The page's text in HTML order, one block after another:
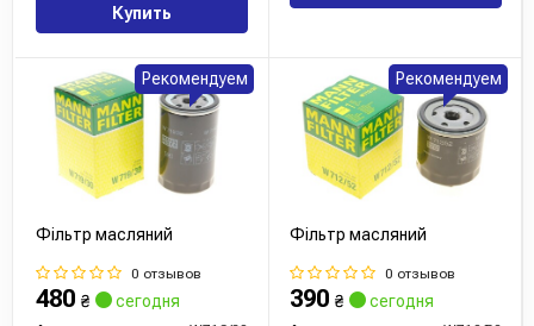
Купить
Фільтр масляний
0 отзывов
480 ₴ сегодня
Рекомендуем
Фільтр масляний
0 отзывов
390 ₴ сегодня
Рекомендуем